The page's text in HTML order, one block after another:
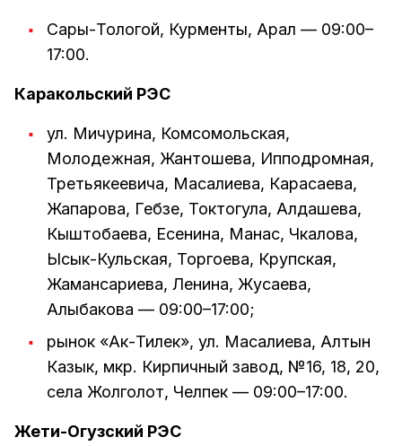
Сары-Тологой, Курменты, Арал — 09:00–
17:00.
Каракольский РЭС
ул. Мичурина, Комсомольская,
Молодежная, Жантошева, Ипподромная,
Третьякеевича, Масалиева, Карасаева,
Жапарова, Гебзе, Токтогула, Алдашева,
Кыштобаева, Есенина, Манас, Чкалова,
Ысык-Кульская, Торгоева, Крупская,
Жамансариева, Ленина, Жусаева,
Алыбакова — 09:00–17:00;
рынок «Ак-Тилек», ул. Масалиева, Алтын
Казык, мкр. Кирпичный завод, №16, 18, 20,
села Жолголот, Челпек — 09:00–17:00.
Жети-Огузский РЭС